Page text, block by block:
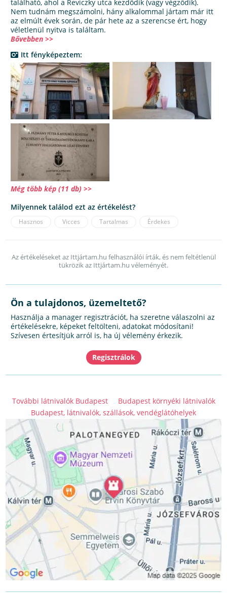
található, ahol a Reviczky utca kezdődik (vagy végződik).
Nem tudnám megszámolni, hány alkalommal jártam már itt
az elmúlt évek során, de pár hete az a szerencse ért, hogy
véletlenül nyitva is találtam.
Bővebben >>
Itt fényképeztem:
Még több kép (11 db) >>
Milyennek találod ezt az értékelést?
Hasznos Vicces Tartalmas Érdekes
Az értékeléseket az Ittjártam.hu felhasználói írták, és nem feltétlenül
tükrözik az Ittjártam.hu véleményét.
Ön a tulajdonos, üzemeltető?
Használja a manager regisztrációt, ha szeretne válaszolni az
értékelésekre, képeket feltölteni, adatokat módosítani!
Szívesen értesítjük arról is, ha új vélemény érkezik.
További látnivalók Budapest
Budapest környéki látnivalók
Budapest, látnivalók, szállások, vendéglátóhelyek